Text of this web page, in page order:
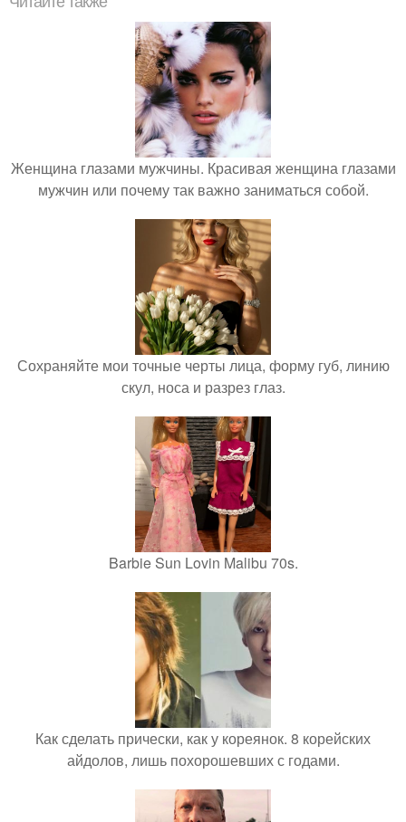
Женщина глазами мужчины. Красивая женщина глазами
мужчин или почему так важно заниматься собой.
Сохраняйте мои точные черты лица, форму губ, линию
скул, носа и разрез глаз.
Barbie Sun Lovin Malibu 70s.
Как сделать прически, как у кореянок. 8 корейских
айдолов, лишь похорошевших с годами.